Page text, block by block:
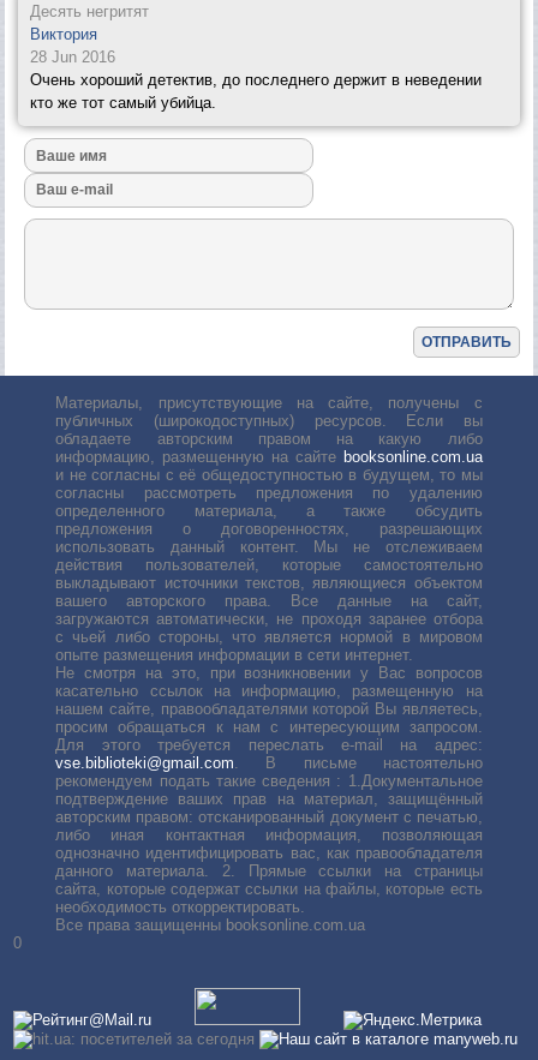
Десять негритят
Виктория
28 Jun 2016
Очень хороший детектив, до последнего держит в неведении
кто же тот самый убийца.
Материалы, присутствующие на сайте, получены с
публичных (широкодоступных) ресурсов. Если вы
обладаете авторским правом на какую либо
информацию, размещенную на сайте booksonline.com.ua
и не согласны с её общедоступностью в будущем, то мы
согласны рассмотреть предложения по удалению
определенного материала, а также обсудить
предложения о договоренностях, разрешающих
использовать данный контент. Мы не отслеживаем
действия пользователей, которые самостоятельно
выкладывают источники текстов, являющиеся объектом
вашего авторского права. Все данные на сайт,
загружаются автоматически, не проходя заранее отбора
с чьей либо стороны, что является нормой в мировом
опыте размещения информации в сети интернет.
Не смотря на это, при возникновении у Вас вопросов
касательно ссылок на информацию, размещенную на
нашем сайте, правообладателями которой Вы являетесь,
просим обращаться к нам с интересующим запросом.
Для этого требуется переслать е-mail на адрес:
vse.biblioteki@gmail.com . В письме настоятельно
рекомендуем подать такие сведения : 1.Документальное
подтверждение ваших прав на материал, защищённый
авторским правом: отсканированный документ с печатью,
либо иная контактная информация, позволяющая
однозначно идентифицировать вас, как правообладателя
данного материала. 2. Прямые ссылки на страницы
сайта, которые содержат ссылки на файлы, которые есть
необходимость откорректировать.
Все права защищенны booksonline.com.ua
0